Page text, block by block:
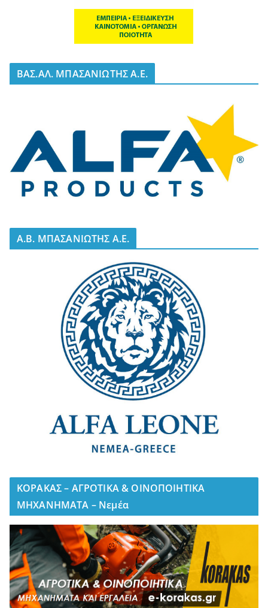
BΑΣ.ΑΛ. ΜΠΑΣΑΝΙΩΤΗΣ Α.Ε.
A.B. ΜΠΑΣΑΝΙΩΤΗΣ Α.Ε.
ΚΟΡΑΚΑΣ – ΑΓΡΟΤΙΚΑ & ΟΙΝΟΠΟΙΗΤΙΚΑ
ΜΗΧΑΝΗΜΑΤΑ – Νεμέα